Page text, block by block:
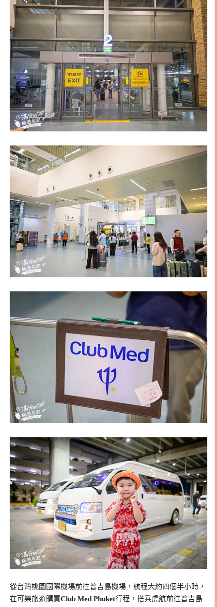
從台灣桃園國際機場前往普吉島機場，航程大約四個半小時，
在可樂旅遊購買Club Med Phuket行程，搭乘虎航前往普吉島